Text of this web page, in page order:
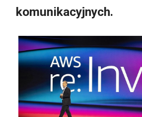
komunikacyjnych.